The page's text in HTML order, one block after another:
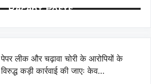
Recent Posts
पेपर लीक और चढ़ावा चोरी के आरोपियों के
विरुद्ध कड़ी कार्रवाई की जाएः केव…